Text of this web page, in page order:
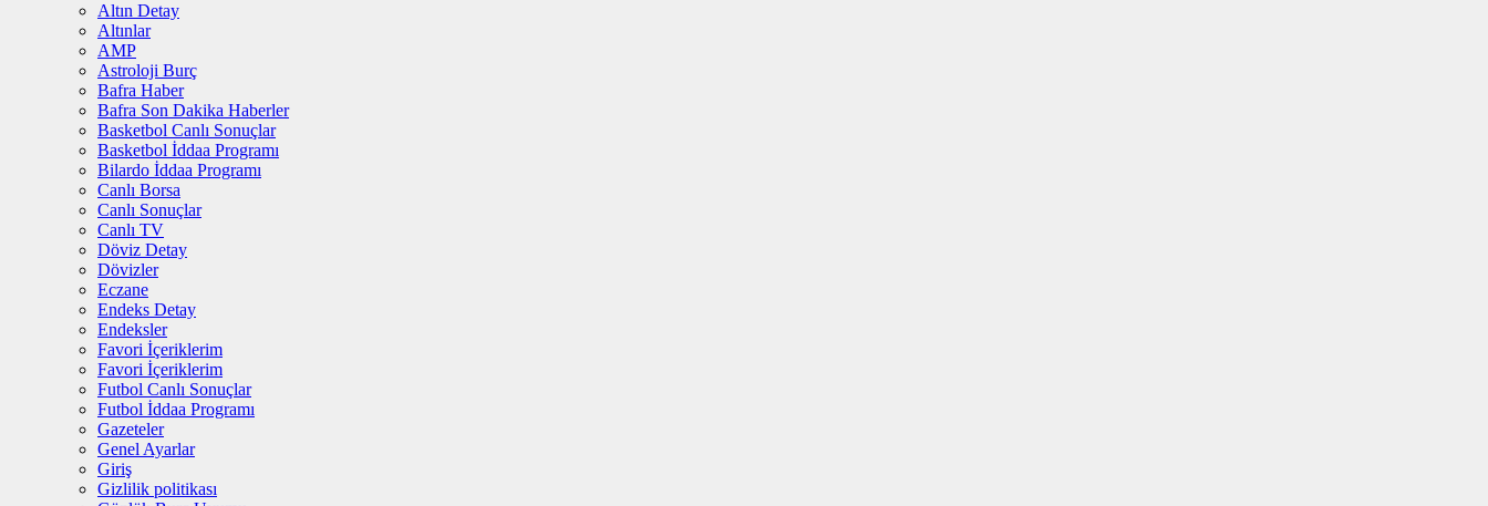
Altın Detay
Altınlar
AMP
Astroloji Burç
Bafra Haber
Bafra Son Dakika Haberler
Basketbol Canlı Sonuçlar
Basketbol İddaa Programı
Bilardo İddaa Programı
Canlı Borsa
Canlı Sonuçlar
Canlı TV
Döviz Detay
Dövizler
Eczane
Endeks Detay
Endeksler
Favori İçeriklerim
Favori İçeriklerim
Futbol Canlı Sonuçlar
Futbol İddaa Programı
Gazeteler
Genel Ayarlar
Giriş
Gizlilik politikası